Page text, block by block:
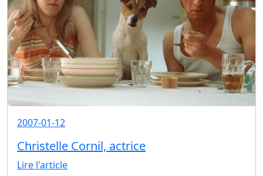
2007-01-12
Christelle Cornil, actrice
Lire l'article